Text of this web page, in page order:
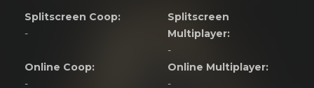
Splitscreen Coop:
-
Splitscreen
Multiplayer:
-
Online Coop:
-
Online Multiplayer:
-